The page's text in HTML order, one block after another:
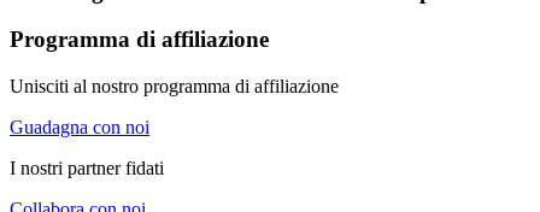
Programma di affiliazione
Unisciti al nostro programma di affiliazione
Guadagna con noi
I nostri partner fidati